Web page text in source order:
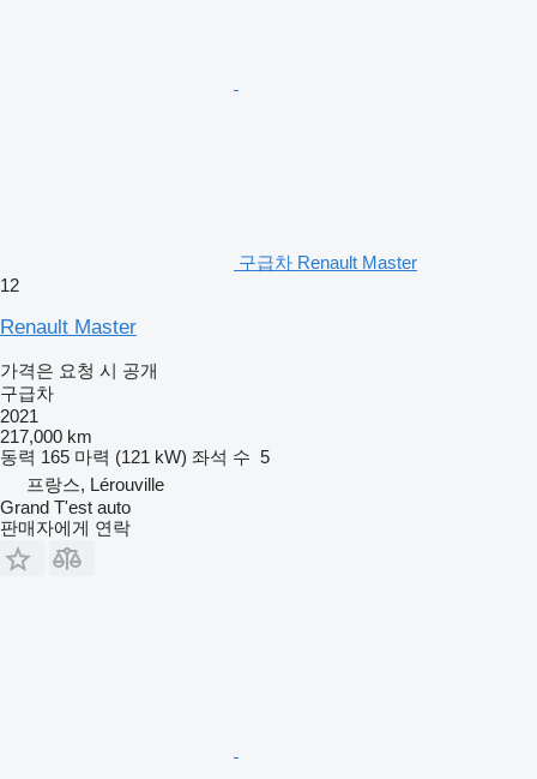
구급차 Renault Master
12
Renault Master
가격은 요청 시 공개
구급차
2021
217,000 km
동력 165 마력 (121 kW) 좌석 수 5
프랑스, Lérouville
Grand T'est auto
판매자에게 연락